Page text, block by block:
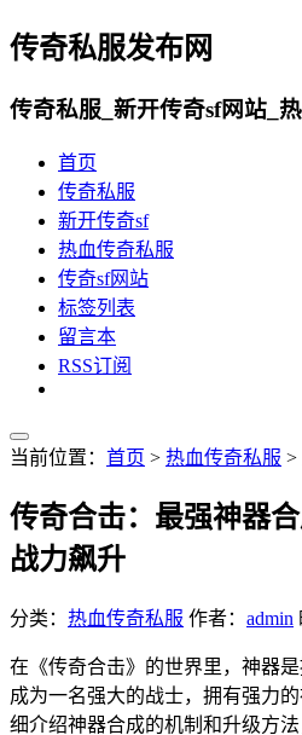
传奇私服发布网
传奇私服_新开传奇sf网站_
首页
传奇私服
新开传奇sf
热血传奇私服
传奇sf网站
标签列表
留言本
RSS订阅
当前位置： 首页 > 热血传奇私服 >
传奇合击：最强神器
战力飙升
分类： 热血传奇私服 作者： admin
在《传奇合击》的世界里，神器
成为一名强大的战士，拥有强力
细介绍神器合成的机制和升级方